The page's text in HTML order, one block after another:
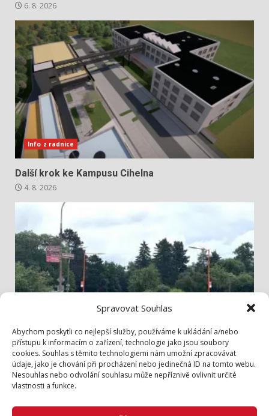
Spravovat Souhlas
Abychom poskytli co nejlepší služby, používáme k ukládání a/nebo
přístupu k informacím o zařízení, technologie jako jsou soubory
cookies. Souhlas s těmito technologiemi nám umožní zpracovávat
údaje, jako je chování při procházení nebo jedinečná ID na tomto webu.
Nesouhlas nebo odvolání souhlasu může nepříznivě ovlivnit určité
vlastnosti a funkce.
6. 8. 2026
Info z radnice
Další krok ke Kampusu Cihelna
4. 8. 2026
Bezpečněji přes Lidickou
3. 8. 2026
Zásady cookies (EU)